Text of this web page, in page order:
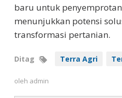
baru untuk
menunjukkan potensi
transformasi pertanian.
Ditag Terra Agri
oleh admin